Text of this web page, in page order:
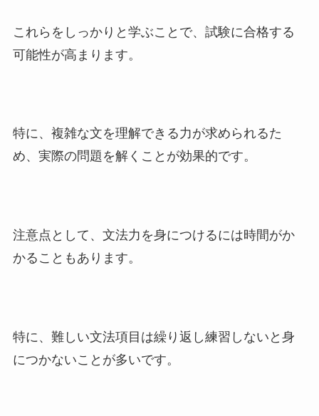
これらをしっかりと学ぶことで、試験に合格する
可能性が高まります。
特に、複雑な文を理解できる力が求められるた
め、実際の問題を解くことが効果的です。
注意点として、文法力を身につけるには時間がか
かることもあります。
特に、難しい文法項目は繰り返し練習しないと身
につかないことが多いです。